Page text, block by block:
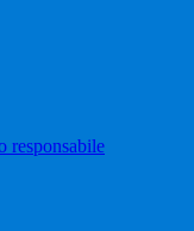
responsabile